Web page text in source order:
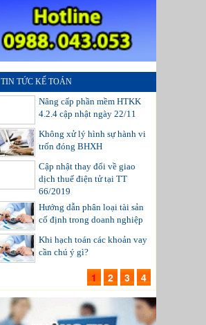
TIN TỨC KẾ TOÁN
Nâng cấp phần mềm HTKK
4.2.4 cập nhật ngày 22/11
Không xử lý hình sự hành vi
trốn đóng BHXH
Cập nhật thay đổi về giao
dịch thuế điện tử tại TT
66/2019
Hướng dẫn phân loại tài sản
cố định trong doanh nghiệp
Khi hạch toán các khoản vay
cần chú ý gì?
1 2 3 4